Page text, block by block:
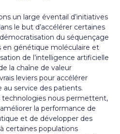
un large éventail d’initiatives
le but d’accélérer certaines
du séquençage
en génétique moléculaire et
de l’intelligence artificielle
la chaîne de valeur
leviers pour accélérer
au service des patients.
technologies nous permettent,
la performance de
et de développer des
certaines populations